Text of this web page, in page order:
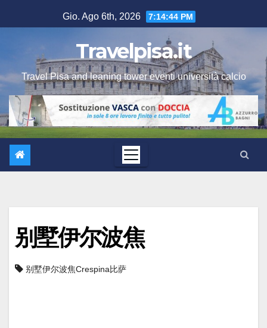
al
Gio. Ago 6th, 2026 7:14:45 PM
Travelpisa.it
Travel Pisa and leaning tower eventi università calcio
别墅伊尔波焦
别墅伊尔波焦Crespina比萨